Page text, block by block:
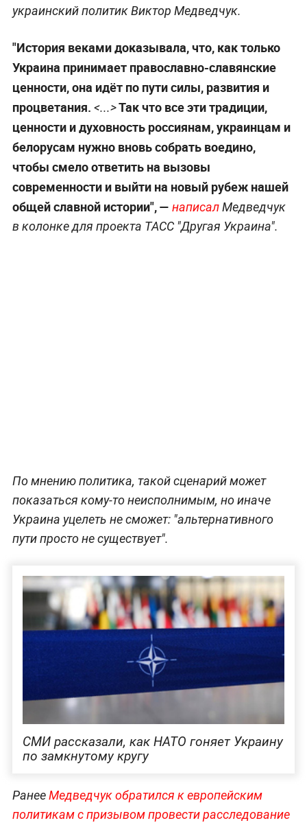
украинский политик Виктор Медведчук.
"История веками доказывала, что, как только
Украина принимает православно-славянские
ценности, она идёт по пути силы, развития и
процветания. <...>Так что все эти традиции,
ценности и духовность россиянам, украинцам и
белорусам нужно вновь собрать воедино,
чтобы смело ответить на вызовы
современности и выйти на новый рубеж нашей
общей славной истории", — написалМедведчук
в колонке для проекта ТАСС "Другая Украина".
По мнению политика, такой сценарий может
показаться кому-то неисполнимым, но иначе
Украина уцелеть не сможет: "альтернативного
пути просто не существует".
СМИ рассказали, как НАТО гоняет Украину
по замкнутому кругу
РанееМедведчук обратился к европейским
политикам с призывом провести расследование